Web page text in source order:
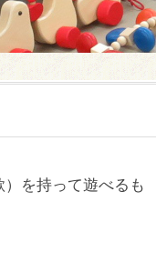
を持って遊べるも